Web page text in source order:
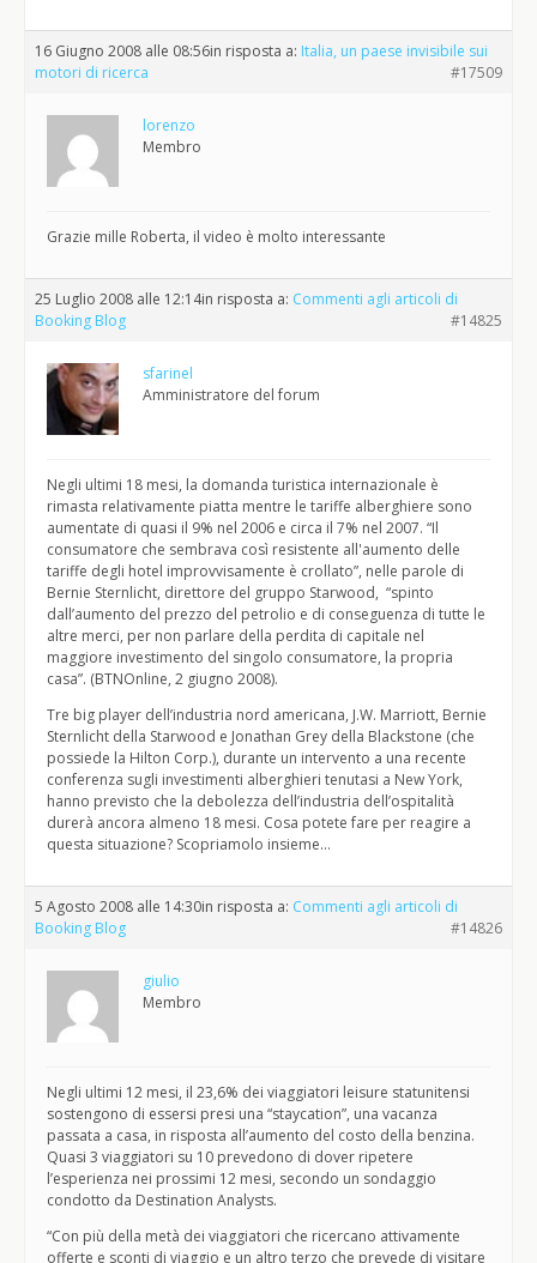
16 Giugno 2008 alle 08:56in risposta a: Italia, un paese invisibile sui
motori di ricerca
#17509
lorenzo
Membro
Grazie mille Roberta, il video è molto interessante
25 Luglio 2008 alle 12:14in risposta a: Commenti agli articoli di
Booking Blog
#14825
sfarinel
Amministratore del forum
Negli ultimi 18 mesi, la domanda turistica internazionale è
rimasta relativamente piatta mentre le tariffe alberghiere sono
aumentate di quasi il 9% nel 2006 e circa il 7% nel 2007. “Il
consumatore che sembrava così resistente all'aumento delle
tariffe degli hotel improvvisamente è crollato”, nelle parole di
Bernie Sternlicht, direttore del gruppo Starwood, “spinto
dall’aumento del prezzo del petrolio e di conseguenza di tutte le
altre merci, per non parlare della perdita di capitale nel
maggiore investimento del singolo consumatore, la propria
casa”. (BTNOnline, 2 giugno 2008).
Tre big player dell’industria nord americana, J.W. Marriott, Bernie
Sternlicht della Starwood e Jonathan Grey della Blackstone (che
possiede la Hilton Corp.), durante un intervento a una recente
conferenza sugli investimenti alberghieri tenutasi a New York,
hanno previsto che la debolezza dell’industria dell’ospitalità
durerà ancora almeno 18 mesi. Cosa potete fare per reagire a
questa situazione? Scopriamolo insieme…
5 Agosto 2008 alle 14:30in risposta a: Commenti agli articoli di
Booking Blog
#14826
giulio
Membro
Negli ultimi 12 mesi, il 23,6% dei viaggiatori leisure statunitensi
sostengono di essersi presi una “staycation”, una vacanza
passata a casa, in risposta all’aumento del costo della benzina.
Quasi 3 viaggiatori su 10 prevedono di dover ripetere
l’esperienza nei prossimi 12 mesi, secondo un sondaggio
condotto da Destination Analysts.
“Con più della metà dei viaggiatori che ricercano attivamente
offerte e sconti di viaggio e un altro terzo che prevede di visitare